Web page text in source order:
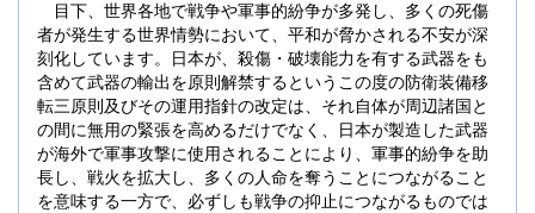
目下、世界各地で戦争や軍事的紛争が多発し、多くの死傷
者が発生する世界情勢において、平和が脅かされる不安が深
刻化しています。日本が、殺傷・破壊能力を有する武器をも
含めて武器の輸出を原則解禁するというこの度の防衛装備移
転三原則及びその運用指針の改定は、それ自体が周辺諸国と
の間に無用の緊張を高めるだけでなく、日本が製造した武器
が海外で軍事攻撃に使用されることにより、軍事的紛争を助
長し、戦火を拡大し、多くの人命を奪うことにつながること
を意味する一方で、必ずしも戦争の抑止につながるものでは